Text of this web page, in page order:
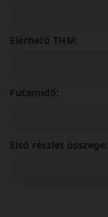
Elérhető THM:
Futamidő:
Első részlet összege: